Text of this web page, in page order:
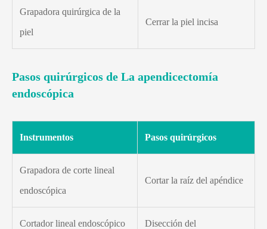
Grapadora quirúrgica de la
piel
Cerrar la piel incisa
Pasos quirúrgicos de La apendicectomía
endoscópica
Instrumentos Pasos quirúrgicos
Grapadora de corte lineal
endoscópica
Cortar la raíz del apéndice
Cortador lineal endoscópico
Disección del